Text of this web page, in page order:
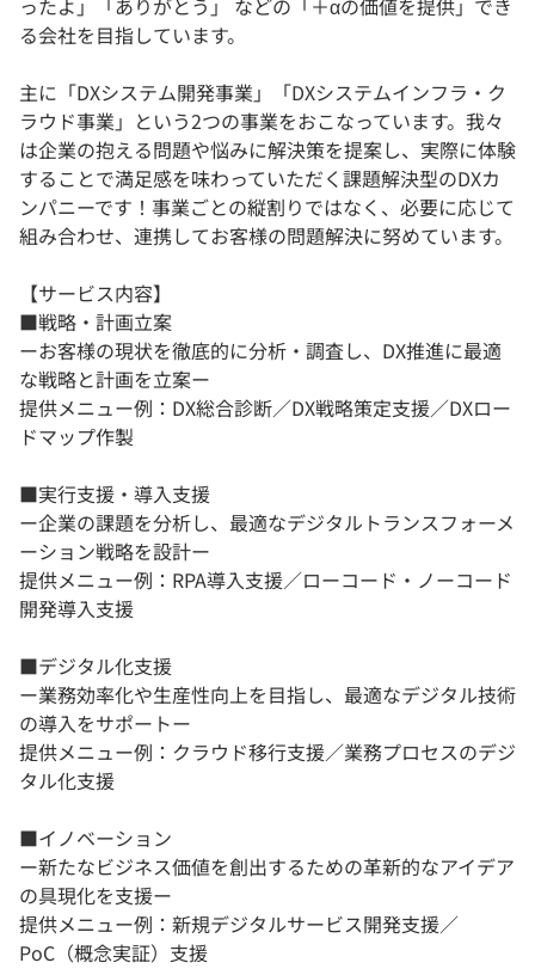
ったよ」「ありがとう」 などの「＋αの価値を提供」でき
る会社を目指しています。
主に「DXシステム開発事業」「DXシステムインフラ・ク
ラウド事業」という2つの事業をおこなっています。我々
は企業の抱える問題や悩みに解決策を提案し、実際に体験
することで満足感を味わっていただく課題解決型のDXカ
ンパニーです！事業ごとの縦割りではなく、必要に応じて
組み合わせ、連携してお客様の問題解決に努めています。
【サービス内容】
■戦略・計画立案
ーお客様の現状を徹底的に分析・調査し、DX推進に最適
な戦略と計画を立案ー
提供メニュー例：DX総合診断／DX戦略策定支援／DXロー
ドマップ作製
■実行支援・導入支援
ー企業の課題を分析し、最適なデジタルトランスフォーメ
ーション戦略を設計ー
提供メニュー例：RPA導入支援／ローコード・ノーコード
開発導入支援
■デジタル化支援
ー業務効率化や生産性向上を目指し、最適なデジタル技術
の導入をサポートー
提供メニュー例：クラウド移行支援／業務プロセスのデジ
タル化支援
■イノベーション
ー新たなビジネス価値を創出するための革新的なアイデア
の具現化を支援ー
提供メニュー例：新規デジタルサービス開発支援／
PoC（概念実証）支援